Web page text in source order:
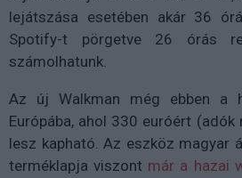
lejátszása esetében akár 36
Spotify-t pörgetve 26 órás
számolhatunk.
Az új Walkman még ebben a
Európába, ahol 330 euróért
lesz kapható. Az eszköz magyar
terméklapja viszont már a hazai